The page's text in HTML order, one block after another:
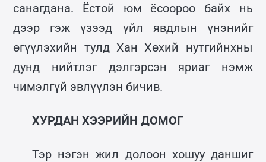
санагдана. Ёстой юм ёсоороо байх нь
дээр гэж үзээд үйл явдлын үнэнийг
өгүүлэхийн тулд Хан Хөхий нутгийнхны
дунд нийтлэг дэлгэрсэн яриаг нэмж
чимэлгүй эвлүүлэн бичив.
ХУРДАН ХЭЭРИЙН ДОМОГ
Тэр нэгэн жил долоон хошуу даншиг